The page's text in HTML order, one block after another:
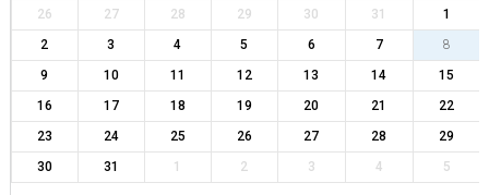
26 27 28 29 30 31
1
2
3 4 5 6 7
8
9
10 11 12 13 14
15
16
17 18 19 20 21
22
23
24 25 26 27 28
29
30
31 1 2 3 4 5